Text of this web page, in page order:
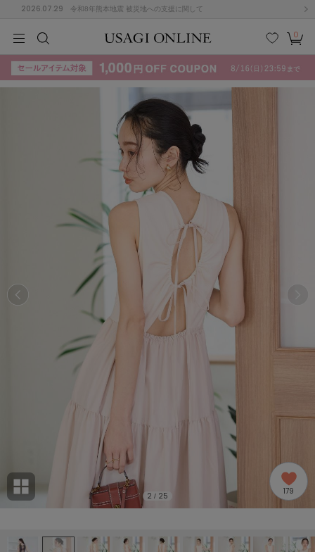
2026.07.29 令和8年熊本地震 被災地への支援に関して
検索
お気
に入
カー
ト
0
KIDSBABYBEAUTYLIFE STYLE
(715)
ョン雑貨 (865)
/ランジェリー (127)
KIDSBABYBEAUTYLIFE STYLE
F
M N
T U
Y
ACYM
アシーム
adidas by Stella McCartney
アディダス バイ ステラマッカートニー
ALLISON BROWN
Ame no chi Hare
アメノチハレ
アモマ
2 / 25 179